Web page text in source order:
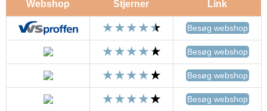
Webshop Stjerner Link
Besøg webshop
Besøg webshop
Besøg webshop
Besøg webshop